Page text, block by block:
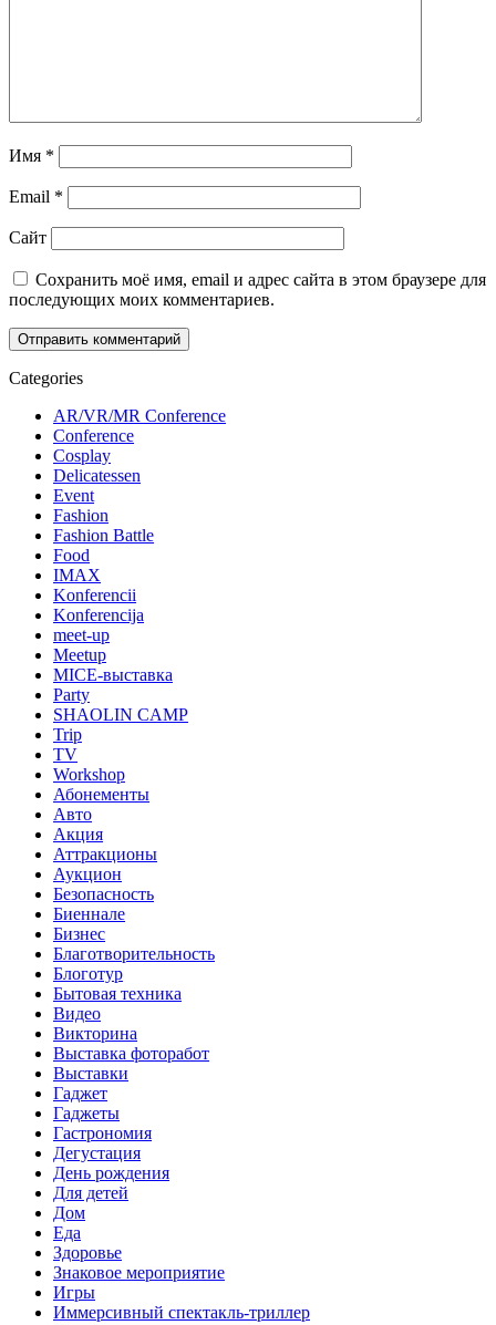
Имя *
Email *
Сайт
Сохранить моё имя, email и адрес сайта в этом браузере для
последующих моих комментариев.
Categories
AR/VR/MR Conference
Conference
Cosplay
Delicatessen
Event
Fashion
Fashion Battle
Food
IMAX
Konferencii
Konferencija
meet-up
Meetup
MICE-выставка
Party
SHAOLIN CAMP
Trip
TV
Workshop
Абонементы
Авто
Акция
Аттракционы
Аукцион
Безопасность
Биеннале
Бизнес
Благотворительность
Блоготур
Бытовая техника
Видео
Викторина
Выставка фоторабот
Выставки
Гаджет
Гаджеты
Гастрономия
Дегустация
День рождения
Для детей
Дом
Еда
Здоровье
Знаковое мероприятие
Игры
Иммерсивный спектакль-триллер